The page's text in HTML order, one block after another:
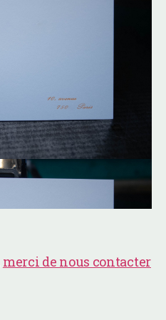
merci de nous contacter